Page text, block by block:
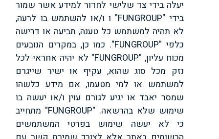
יעלה בידי צד שלישי לחדור למידע אשר שמור
בידי "FUNGROUP" ו ו/או להשתמש בו לרעה,
לא תהיה למשתמש כל טענה, תביעה או דרישה
כלפי "FUNGROUP". כמו כן, במקרים הנובעים
מכוח עליון, "FUNGROUP" לא יהיה אחראי לכל
נזק מכל סוג שהוא, עקיף או ישיר שייגרם
למשתמש או למי מטעמו, אם מידע כלשהו
שמסר יאבד או יגיע לגורם עוין ו/או יעשה בו
שימוש שלא בהרשאה. "FUNGROUP" מתחייב
כי לא יעשה שימוש בפרטי המשתמשים